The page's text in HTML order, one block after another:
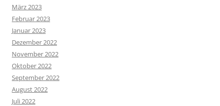
März 2023
Februar 2023
Januar 2023
Dezember 2022
November 2022
Oktober 2022
September 2022
August 2022
Juli 2022